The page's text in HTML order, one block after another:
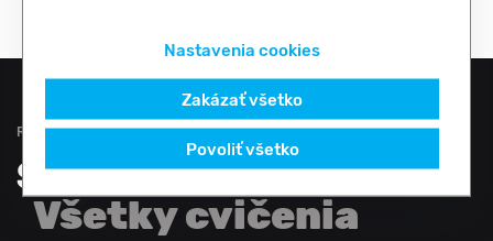
Rozvrhy a rezervácie
Samuel Danko,
Všetky cvičenia
Nastavenia cookies
Zakázať všetko
Povoliť všetko